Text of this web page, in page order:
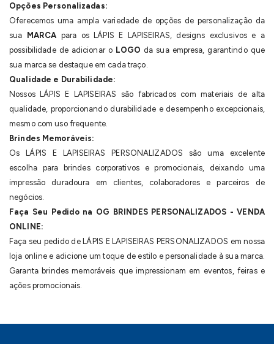
Opções Personalizadas:
Oferecemos uma ampla variedade de opções de personalização da
sua
MARCA para os LÁPIS E LAPISEIRAS, designs exclusivos e a
possibilidade de adicionar o LOGO da sua empresa, garantindo que
sua marca se destaque em cada traço.
Qualidade e Durabilidade:
Nossos LÁPIS E LAPISEIRAS são fabricados com materiais de alta
qualidade, proporcionando durabilidade e desempenho excepcionais,
mesmo com uso frequente.
Brindes Memoráveis:
Os LÁPIS E LAPISEIRAS PERSONALIZADOS são uma excelente
escolha para brindes corporativos e promocionais, deixando uma
impressão duradoura em clientes, colaboradores e parceiros de
negócios.
Faça Seu Pedido na OG BRINDES PERSONALIZADOS - VENDA
ONLINE:
Faça seu pedido de LÁPIS E LAPISEIRAS PERSONALIZADOS em nossa
loja online e adicione um toque de estilo e personalidade à sua marca.
Garanta brindes memoráveis que impressionam em eventos, feiras e
ações promocionais.